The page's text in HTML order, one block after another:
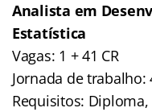
Analista em
Estatística
Vagas: 1 + 41 CR
Jornada de trabalho:
Requisitos: